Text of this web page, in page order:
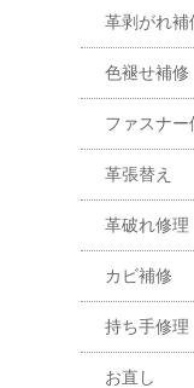
革剥がれ補
色褪せ補修
ファスナー
革張替え
革破れ修理
カビ補修
持ち手修理
お直し